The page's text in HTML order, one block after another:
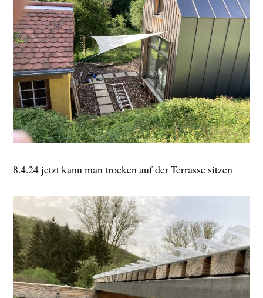
8.4.24 jetzt kann man trocken auf der Terrasse sitzen